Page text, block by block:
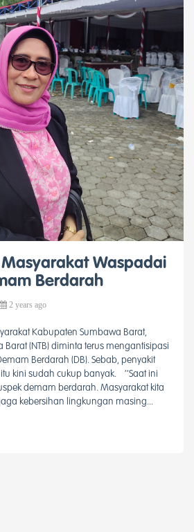
Waspadai
Berdarah
2 years ago
Kabupaten Sumbawa Barat,
Barat (NTB) diminta terus mengantisipasi
Berdarah (DB). Sebab, penyakit
kini sudah cukup banyak. ‘’Saat ini
demam berdarah. Masyarakat kita
kebersihan lingkungan masing...